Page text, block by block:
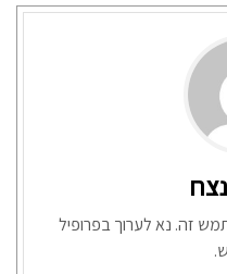
זה. נא לערוך בפרופיל